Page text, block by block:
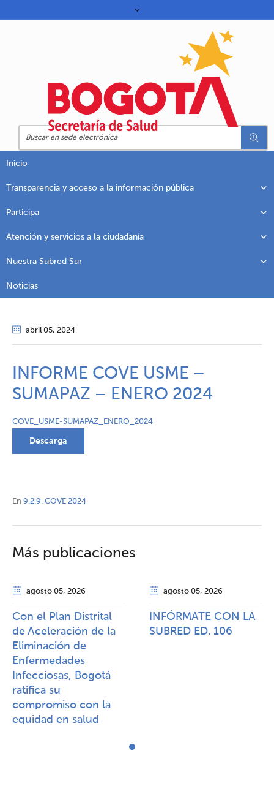
Inicio
Transparencia y acceso a la información pública
Participa
Atención y servicios a la ciudadanía
Nuestra Subred Sur
Noticias
abril 05, 2024
INFORME COVE USME –
SUMAPAZ – ENERO 2024
COVE_USME-SUMAPAZ_ENERO_2024
Descarga
En 9.2.9. COVE 2024
Más publicaciones
agosto 05, 2026
Con el Plan Distrital
de Aceleración de la
Eliminación de
Enfermedades
Infecciosas, Bogotá
ratifica su
compromiso con la
equidad en salud
agosto 05, 2026
INFÓRMATE CON LA
SUBRED ED. 106